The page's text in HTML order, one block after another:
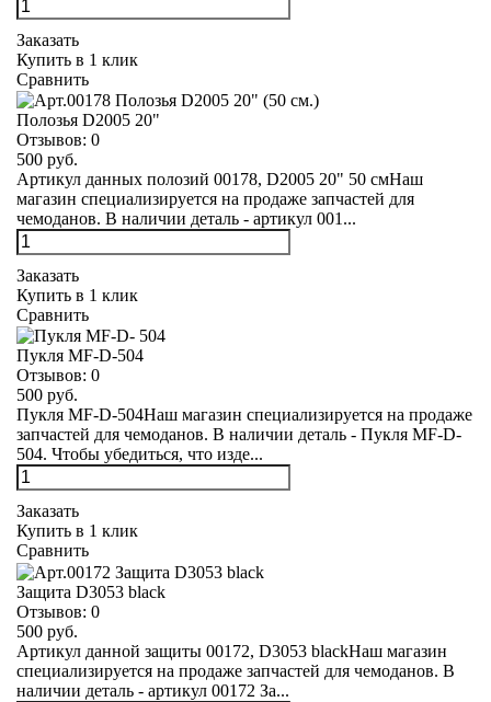
Заказать
Купить в 1 клик
Сравнить
Полозья D2005 20"
Отзывов: 0
500 руб.
Артикул данных полозий 00178, D2005 20" 50 смНаш
магазин специализируется на продаже запчастей для
чемоданов. В наличии деталь - артикул 001...
Заказать
Купить в 1 клик
Сравнить
Пукля MF-D-504
Отзывов: 0
500 руб.
Пукля MF-D-504Наш магазин специализируется на продаже
запчастей для чемоданов. В наличии деталь - Пукля MF-D-
504. Чтобы убедиться, что изде...
Заказать
Купить в 1 клик
Сравнить
Защита D3053 black
Отзывов: 0
500 руб.
Артикул данной защиты 00172, D3053 blackНаш магазин
специализируется на продаже запчастей для чемоданов. В
наличии деталь - артикул 00172 За...